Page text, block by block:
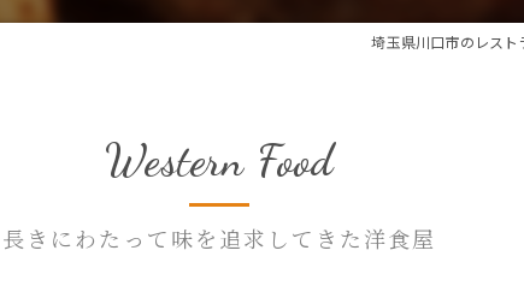
埼玉県川口市のレスト
長きにわたって味を追求してきた洋食屋
Western Food